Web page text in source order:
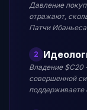
Давление
отражают,
Патчи
2
Владение $C20
совершенной
поддерживаете